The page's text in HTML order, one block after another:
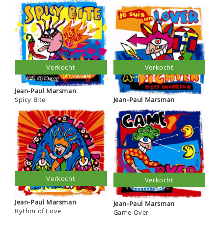
Jean-Paul Marsman
Spicy Bite
Verkocht
Jean-Paul Marsman
Rythm of Love
Verkocht
Jean-Paul Marsman
Verkocht
Jean-Paul Marsman
Game Over
Verkocht